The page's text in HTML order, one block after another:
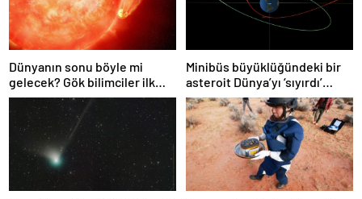
Dünyanın sonu böyle mi
gelecek? Gök bilimciler ilk
kez sönen yıldızın gezegeni
yutmasına tanık oldu
Minibüs büyüklüğündeki bir
asteroit Dünya’yı ‘sıyırdı’
geçti